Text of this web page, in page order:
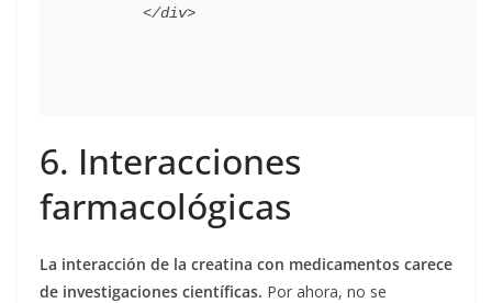
6. Interacciones
farmacológicas
La interacción de la creatina con medicamentos carece
de investigaciones científicas. Por ahora, no se